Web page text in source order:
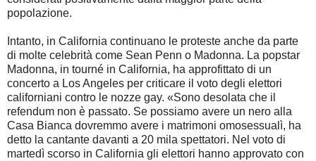
popolazione.
Intanto, in California continuano le proteste anche da parte
di molte celebrità come Sean Penn o Madonna. La popstar
Madonna, in tourné in California, ha approfittato di un
concerto a Los Angeles per criticare il voto degli elettori
californiani contro le nozze gay. «Sono desolata che il
refendum non è passato. Se possiamo avere un nero alla
Casa Bianca dovremmo avere i matrimoni omosessualì, ha
detto la cantante davanti a 20 mila spettatori. Nel voto di
martedì scorso in California gli elettori hanno approvato con